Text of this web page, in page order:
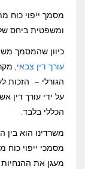
מסמך ייפוי כוח
ומשפטית ביחס
כיוון שהמסמך
עורך דין צבאי,
הגורלי – הזכות
על ידי עורך דין
הכללי בלבד.
משרדינו הוא בין
מסמכי ייפוי
מעגן את ההנחיות